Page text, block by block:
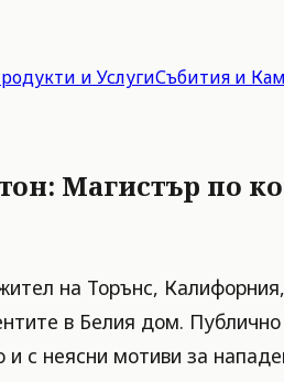
и УслугиСъбития и
Магистър по
на Торънс,
в Белия дом.
с неясни мотиви за